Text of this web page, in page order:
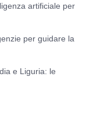
artificiale per
per guidare la
e Liguria: le